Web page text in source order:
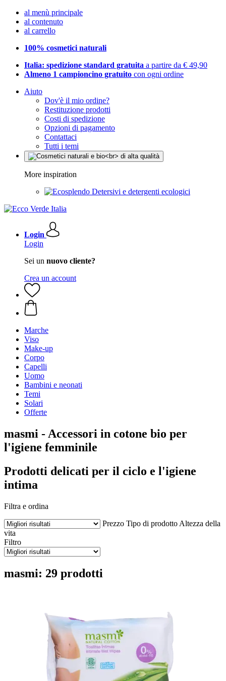
al menù principale
al contenuto
al carrello
100% cosmetici naturali
Italia: spedizione standard gratuita a partire da € 49,90
Almeno 1 campioncino gratuito con ogni ordine
Aiuto
Dov'è il mio ordine?
Restituzione prodotti
Costi di spedizione
Opzioni di pagamento
Contattaci
Tutti i temi
More inspiration
Detersivi e detergenti ecologici
Login
Login
Sei un nuovo cliente?
Crea un account
Marche
Viso
Make-up
Corpo
Capelli
Uomo
Bambini e neonati
Temi
Solari
Offerte
masmi - Accessori in cotone bio per
l'igiene femminile
Prodotti delicati per il ciclo e l'igiene
intima
Filtra e ordina
Prezzo Tipo di prodotto Altezza della
vita
Filtro
masmi: 29 prodotti